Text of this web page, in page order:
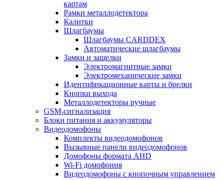
картам
Рамки металлодетектора
Калитки
Шлагбаумы
Шлагбаумы CARDDEX
Автоматические шлагбаумы
Замки и защелки
Электромагнитные замки
Электромеханические замки
Идентификационные карты и брелки
Кнопки выхода
Металлодетекторы ручные
GSM-сигнализация
Блоки питания и аккумуляторы
Видеодомофоны
Комплекты видеодомофонов
Вызывные панели видеодомофонов
Домофоны формата AHD
Wi-Fi домофония
Видеодомофоны с кнопочным управлением